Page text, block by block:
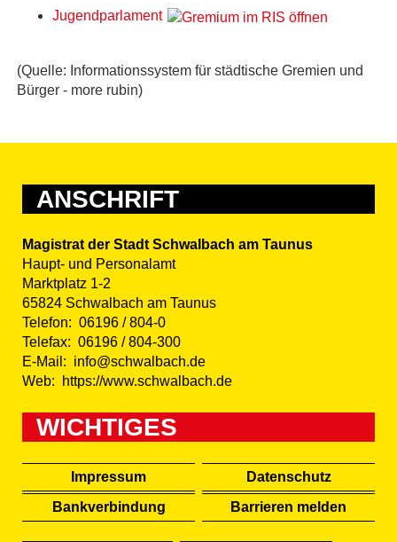
Jugendparlament
(Quelle: Informationssystem für städtische Gremien und
Bürger - more rubin)
ANSCHRIFT
Magistrat der Stadt Schwalbach am Taunus
Haupt- und Personalamt
Marktplatz 1-2
65824 Schwalbach am Taunus
Telefon: 06196 / 804-0
Telefax: 06196 / 804-300
E-Mail: info@schwalbach.de
Web:
https://www.schwalbach.de
WICHTIGES
Impressum Datenschutz
Bankverbindung Barrieren melden